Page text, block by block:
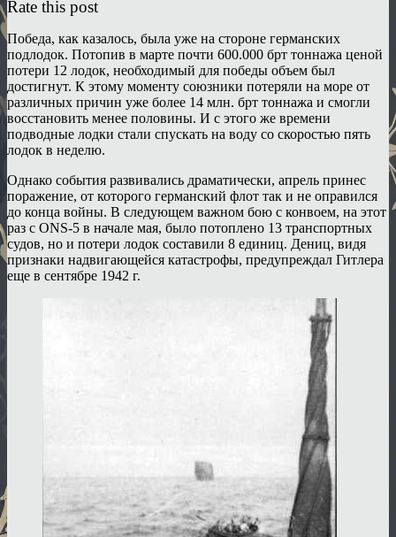
Rate this post
Победа, как казалось, была уже на стороне германских
подлодок. Потопив в марте почти 600.000 брт тоннажа ценой
потери 12 лодок, необходимый для победы объем был
достигнут. К этому моменту союзники потеряли на море от
различных причин уже более 14 млн. брт тоннажа и смогли
восстановить менее половины. И с этого же времени
подводные лодки стали спускать на воду со скоростью пять
лодок в неделю.
Однако события развивались драматически, апрель принес
поражение, от которого германский флот так и не оправился
до конца войны. В следующем важном бою с конвоем, на этот
раз с ONS-5 в начале мая, было потоплено 13 транспортных
судов, но и потери лодок составили 8 единиц. Дениц, видя
признаки надвигающейся катастрофы, предупреждал Гитлера
еще в сентябре 1942 г.